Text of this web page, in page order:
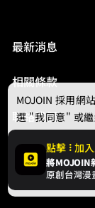
最新消息
相關條款
聯絡我們
© 2024
點擊 加
將MOJOIN
原創台灣漫
MOJOIN 採用網
選 "我同意" 或
Cookie，欲瞭解